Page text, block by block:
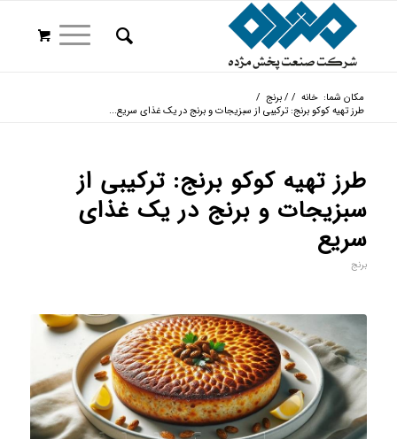
مکان شما: خانه /
/ برنج /
طرز تهیه کوکو برنج: ترکیبی از سبزیجات و برنج در یک غذای سریع...
طرز تهیه کوکو برنج: ترکیبی از
سبزیجات و برنج در یک غذای
سریع
برنج